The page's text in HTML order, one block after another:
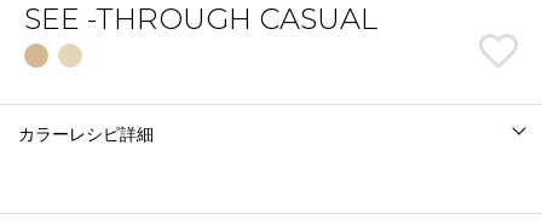
SEE -THROUGH CASUAL
カラーレシピ詳細